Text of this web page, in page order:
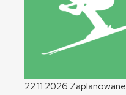
22.11.2026 Zaplanowane